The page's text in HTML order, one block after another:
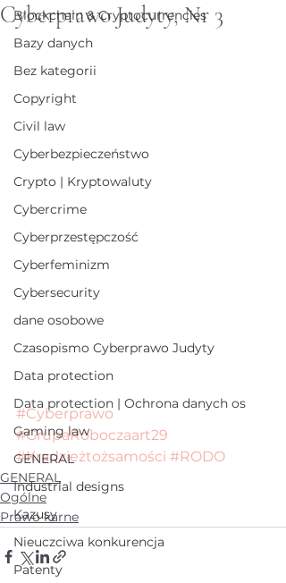
Blockchain & Cryptocurrencies
Bazy danych
Bez kategorii
Copyright
Civil law
Cyberbezpieczeństwo
Crypto | Kryptowaluty
Cybercrime
Cyberprzestępczość
Cyberfeminizm
Cybersecurity
dane osobowe
Czasopismo Cyberprawo Judyty
Data protection
Data protection | Ochrona danych os
Gaming law
GENERAL
Industrial designs
Kazusy
Nieuczciwa konkurencja
Patenty
Cyberprawo Judyty, Nr 3
#Cyberprawo
#GrupaRoboczaart29
#Kradzieżtożsamości #RODO
GENERAL
Ogólne
Prawo karne